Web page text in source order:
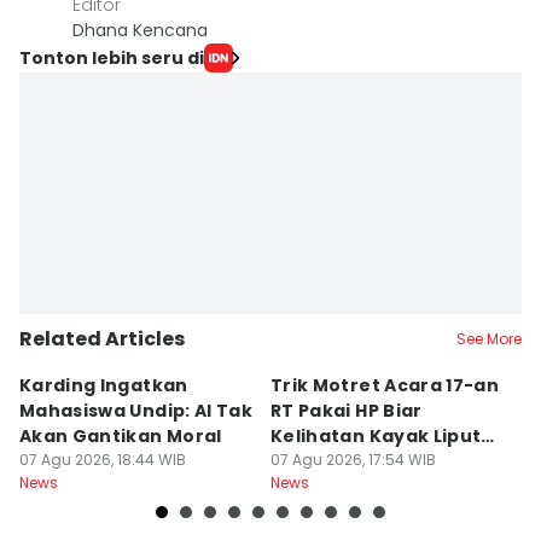
Editor
Dhana Kencana
Tonton lebih seru di
Related Articles See More
Karding Ingatkan
Mahasiswa Undip: AI Tak
Akan Gantikan Moral
07 Agu 2026, 18:44 WIB
News
Trik Motret Acara 17-an
RT Pakai HP Biar
Kelihatan Kayak Liputan
Festival Nasional
07 Agu 2026, 17:54 WIB
News